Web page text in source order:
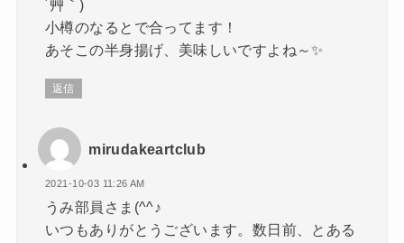
´艸｀)
小樽のなるとで合ってます！
あそこの半身揚げ、美味しいですよね～✨
返信
mirudakeartclub
2021-10-03 11:26 AM
うみ部員さま(^^♪
いつもありがとうございます。数日前、とある